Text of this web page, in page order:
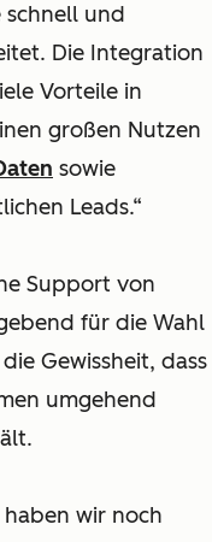
schnell und
Die Integration
Vorteile in
großen Nutzen
sowie
Leads.“
Support von
für die Wahl
Gewissheit, dass
umgehend
haben wir noch